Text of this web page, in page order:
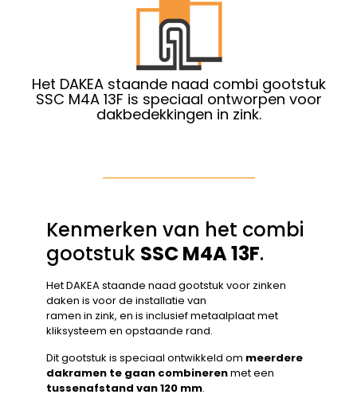
Het DAKEA staande naad combi gootstuk
SSC M4A 13F is speciaal ontworpen voor
dakbedekkingen in zink.
Kenmerken van het combi
gootstuk SSC M4A 13F.
Het DAKEA staande naad gootstuk voor zinken
daken is voor de installatie van
ramen in zink, en is inclusief metaalplaat met
kliksysteem en opstaande rand.
Dit gootstuk is speciaal ontwikkeld om meerdere
dakramen te gaan combinerenmet een
tussenafstand van 120 mm.